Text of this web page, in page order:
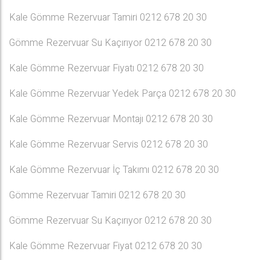
Kale Gömme Rezervuar Tamiri 0212 678 20 30
Gömme Rezervuar Su Kaçırıyor 0212 678 20 30
Kale Gömme Rezervuar Fiyatı 0212 678 20 30
Kale Gömme Rezervuar Yedek Parça 0212 678 20 30
Kale Gömme Rezervuar Montajı 0212 678 20 30
Kale Gömme Rezervuar Servis 0212 678 20 30
Kale Gömme Rezervuar İç Takımı 0212 678 20 30
Gömme Rezervuar Tamiri 0212 678 20 30
Gömme Rezervuar Su Kaçırıyor 0212 678 20 30
Kale Gömme Rezervuar Fiyat 0212 678 20 30